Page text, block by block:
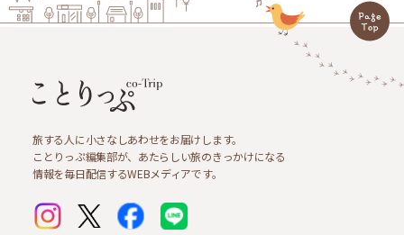
旅する人に小さなしあわせをお届けします。
ことりっぷ編集部が、あたらしい旅のきっかけになる
情報を毎日配信するWEBメディアです。